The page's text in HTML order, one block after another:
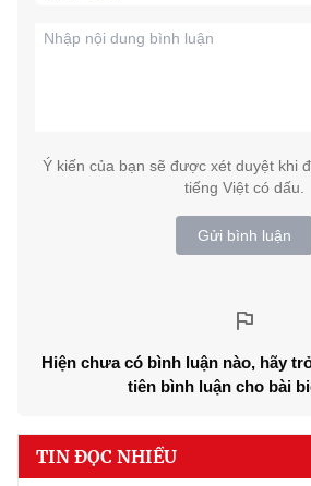
Ý kiến của bạn sẽ được xét duyệt khi
tiếng Việt có dấu.
Gửi bình luận
Hiện chưa có bình luận nào, hãy
tiên bình luận cho bài
TIN ĐỌC NHIỀU